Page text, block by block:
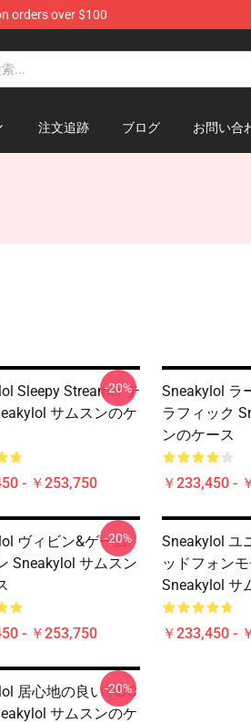
orders over $100
注文追跡 ブログ お問い合
Sleepy Streamer テ
サムスンのケ
- ￥253,750
-20%
Sneakylol ラ
ラフィック
ンのケース
￥233,450 -
ヴィビン&ゲーム
Sneakylol サムスン
- ￥253,750
-20%
Sneakylol ユ
ッドフォン
Sneakylol サ
￥233,450 -
居心地の良い ADC
サムスンのケ
-20%